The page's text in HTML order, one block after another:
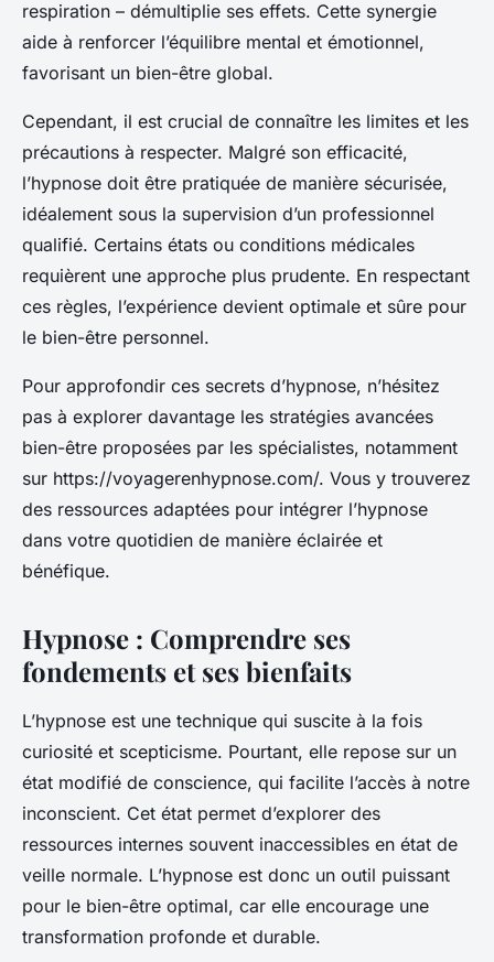
respiration – démultiplie ses effets. Cette synergie
aide à renforcer l’équilibre mental et émotionnel,
favorisant un bien-être global.
Cependant, il est crucial de connaître les limites et les
précautions à respecter. Malgré son efficacité,
l’hypnose doit être pratiquée de manière sécurisée,
idéalement sous la supervision d’un professionnel
qualifié. Certains états ou conditions médicales
requièrent une approche plus prudente. En respectant
ces règles, l’expérience devient optimale et sûre pour
le bien-être personnel.
Pour approfondir ces secrets d’hypnose, n’hésitez
pas à explorer davantage les stratégies avancées
bien-être proposées par les spécialistes, notamment
sur https://voyagerenhypnose.com/. Vous y trouverez
des ressources adaptées pour intégrer l’hypnose
dans votre quotidien de manière éclairée et
bénéfique.
Hypnose : Comprendre ses
fondements et ses bienfaits
L’hypnose est une technique qui suscite à la fois
curiosité et scepticisme. Pourtant, elle repose sur un
état modifié de conscience, qui facilite l’accès à notre
inconscient. Cet état permet d’explorer des
ressources internes souvent inaccessibles en état de
veille normale. L’hypnose est donc un outil puissant
pour le bien-être optimal, car elle encourage une
transformation profonde et durable.